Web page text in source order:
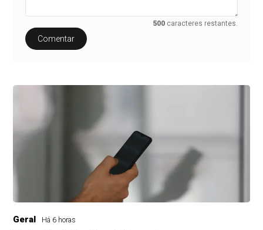
500 caracteres restantes.
Comentar
Geral Há 6 horas